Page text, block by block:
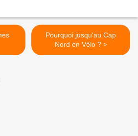
Pourquoi jusqu'au Cap
Nord en Vélo ? >